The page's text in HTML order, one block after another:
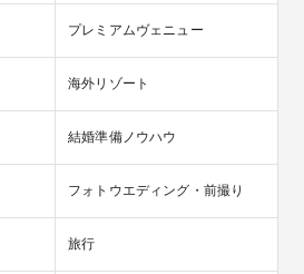
プレミアムヴェニュー
海外リゾート
結婚準備ノウハウ
フォトウエディング・前撮り
旅行